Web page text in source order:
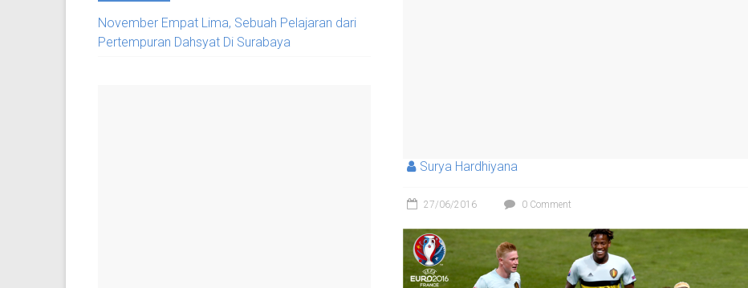
Surya Hardhiyana
27/06/2016 0 Comment
November Empat Lima, Sebuah Pelajaran dari
Pertempuran Dahsyat Di Surabaya